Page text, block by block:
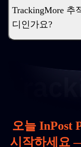
TrackingMore 추
디인가요?
오늘 InPost
시작하세요